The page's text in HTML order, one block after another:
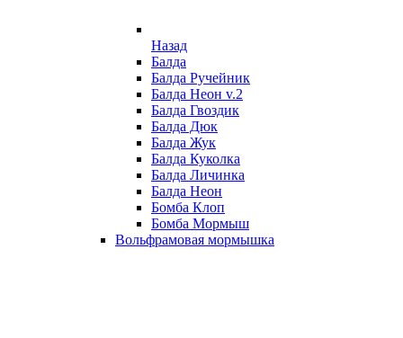
Назад
Балда
Балда Ручейник
Балда Неон v.2
Балда Гвоздик
Балда Дюк
Балда Жук
Балда Куколка
Балда Личинка
Балда Неон
Бомба Клоп
Бомба Мормыш
Вольфрамовая мормышка